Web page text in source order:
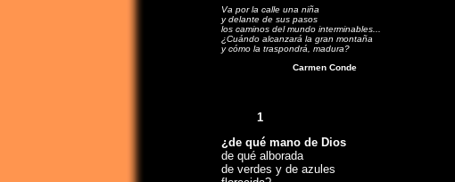
Va por la calle una niña
y delante de sus pasos
los caminos del mundo interminables...
¿Cuándo alcanzará la gran montaña
y cómo la traspondrá, madura?
Carmen Conde
1
¿de qué mano de Dios
de qué alborada
de verdes y de azules